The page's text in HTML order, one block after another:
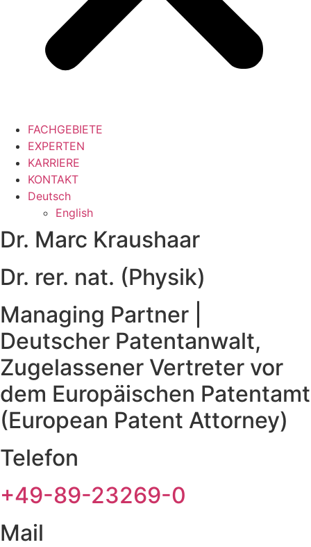
FACHGEBIETE
EXPERTEN
KARRIERE
KONTAKT
Deutsch
English
Dr. Marc Kraushaar
Dr. rer. nat. (Physik)
Managing Partner |
Deutscher Patentanwalt,
Zugelassener Vertreter vor
dem Europäischen Patentamt
(European Patent Attorney)
Telefon
+49-89-23269-0
Mail